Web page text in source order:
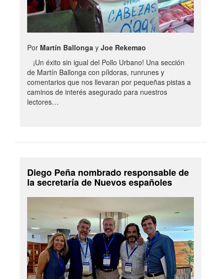
Por Martín Ballonga y Joe Rekemao
¡Un éxito sin igual del Pollo Urbano! Una sección
de Martín Ballonga con píldoras, runrunes y
comentarios que nos llevaran por pequeñas pistas a
caminos de interés asegurado para nuestros
lectores…
Diego Peña nombrado responsable de
la secretaría de Nuevos españoles